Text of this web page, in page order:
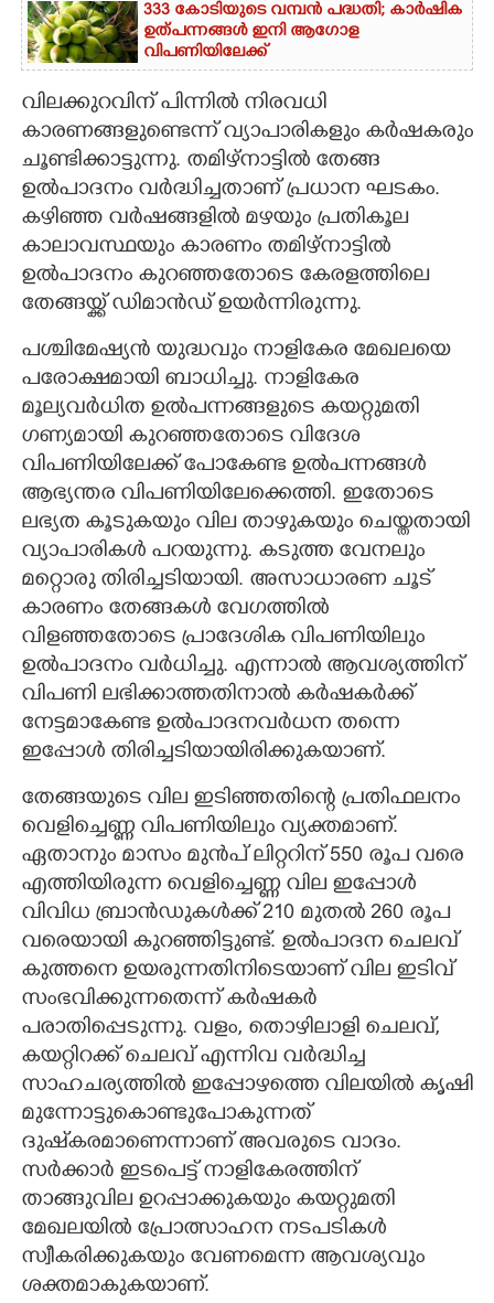
333 കോടിയുടെ വമ്പന്‍ പദ്ധതി; കാര്‍ഷിക
ഉത്പന്നങ്ങള്‍ ഇനി ആഗോള
വിപണിയിലേക്ക്
വിലക്കുറവിന് പിന്നിൽ നിരവധി
കാരണങ്ങളുണ്ടെന്ന് വ്യാപാരികളും കർഷകരും
ചൂണ്ടിക്കാട്ടുന്നു. തമിഴ്നാട്ടിൽ തേങ്ങ
ഉൽപാദനം വർദ്ധിച്ചതാണ് പ്രധാന ഘടകം.
കഴിഞ്ഞ വർഷങ്ങളിൽ മഴയും പ്രതികൂല
കാലാവസ്ഥയും കാരണം തമിഴ്നാട്ടിൽ
ഉൽപാദനം കുറഞ്ഞതോടെ കേരളത്തിലെ
തേങ്ങയ്ക്ക് ഡിമാൻഡ് ഉയർന്നിരുന്നു.
പശ്ചിമേഷ്യൻ യുദ്ധവും നാളികേര മേഖലയെ
പരോക്ഷമായി ബാധിച്ചു. നാളികേര
മൂല്യവർധിത ഉൽപന്നങ്ങളുടെ കയറ്റുമതി
ഗണ്യമായി കുറഞ്ഞതോടെ വിദേശ
വിപണിയിലേക്ക് പോകേണ്ട ഉൽപന്നങ്ങൾ
ആഭ്യന്തര വിപണിയിലേക്കെത്തി. ഇതോടെ
ലഭ്യത കൂടുകയും വില താഴുകയും ചെയ്തതായി
വ്യാപാരികൾ പറയുന്നു. കടുത്ത വേനലും
മറ്റൊരു തിരിച്ചടിയായി. അസാധാരണ ചൂട്
കാരണം തേങ്ങകൾ വേഗത്തിൽ
വിളഞ്ഞതോടെ പ്രാദേശിക വിപണിയിലും
ഉൽപാദനം വർധിച്ചു. എന്നാൽ ആവശ്യത്തിന്
വിപണി ലഭിക്കാത്തതിനാൽ കർഷകർക്ക്
നേട്ടമാകേണ്ട ഉൽപാദനവർധന തന്നെ
ഇപ്പോൾ തിരിച്ചടിയായിരിക്കുകയാണ്.
തേങ്ങയുടെ വില ഇടിഞ്ഞതിന്റെ പ്രതിഫലനം
വെളിച്ചെണ്ണ വിപണിയിലും വ്യക്തമാണ്.
ഏതാനും മാസം മുൻപ് ലിറ്ററിന് 550 രൂപ വരെ
എത്തിയിരുന്ന വെളിച്ചെണ്ണ വില ഇപ്പോൾ
വിവിധ ബ്രാൻഡുകൾക്ക് 210 മുതൽ 260 രൂപ
വരെയായി കുറഞ്ഞിട്ടുണ്ട്. ഉൽപാദന ചെലവ്
കുത്തനെ ഉയരുന്നതിനിടെയാണ് വില ഇടിവ്
സംഭവിക്കുന്നതെന്ന് കർഷകർ
പരാതിപ്പെടുന്നു. വളം, തൊഴിലാളി ചെലവ്,
കയറ്റിറക്ക് ചെലവ് എന്നിവ വർദ്ധിച്ച
സാഹചര്യത്തിൽ ഇപ്പോഴത്തെ വിലയിൽ കൃഷി
മുന്നോട്ടുകൊണ്ടുപോകുന്നത്
ദുഷ്‌കരമാണെന്നാണ് അവരുടെ വാദം.
സർക്കാർ ഇടപെട്ട് നാളികേരത്തിന്
താങ്ങുവില ഉറപ്പാക്കുകയും കയറ്റുമതി
മേഖലയിൽ പ്രോത്സാഹന നടപടികൾ
സ്വീകരിക്കുകയും വേണമെന്ന ആവശ്യവും
ശക്തമാകുകയാണ്.